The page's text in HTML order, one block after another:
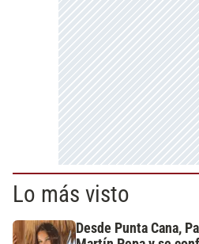
Lo más visto
Desde Punta Cana,